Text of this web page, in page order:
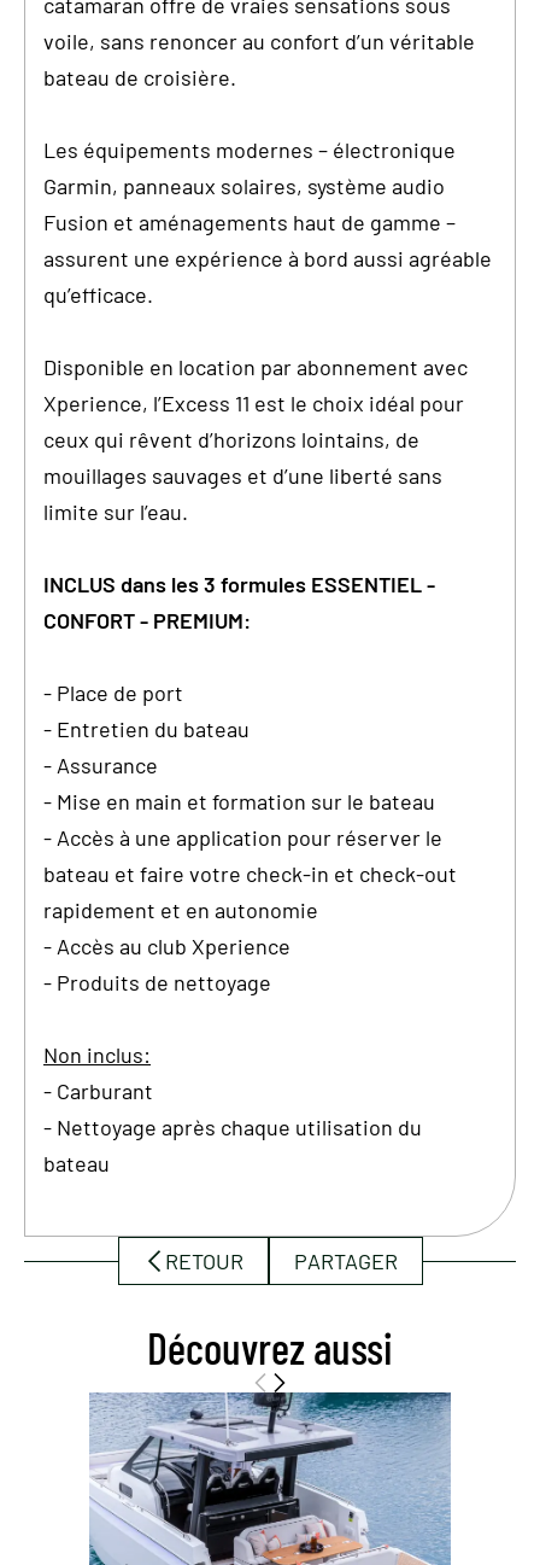
voile, sans renoncer au confort d’un véritable
bateau de croisière.
Les équipements modernes – électronique
Garmin, panneaux solaires, système audio
Fusion et aménagements haut de gamme –
assurent une expérience à bord aussi agréable
qu’efficace.
Disponible en location par abonnement avec
Xperience, l’Excess 11 est le choix idéal pour
ceux qui rêvent d’horizons lointains, de
mouillages sauvages et d’une liberté sans
limite sur l’eau.
INCLUS dans les 3 formules ESSENTIEL -
CONFORT - PREMIUM:
- Place de port
- Entretien du bateau
- Assurance
- Mise en main et formation sur le bateau
- Accès à une application pour réserver le
bateau et faire votre check-in et check-out
rapidement et en autonomie
- Accès au club Xperience
- Produits de nettoyage
Non inclus:
- Carburant
- Nettoyage après chaque utilisation du
bateau
RETOUR PARTAGER
Découvrez aussi